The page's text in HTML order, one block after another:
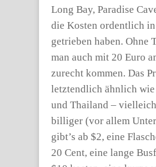
Long Bay, Paradise
die Kosten ordentlich
getrieben haben. Ohne
man auch mit 20 Euro
zurecht kommen. Das
letztendlich ähnlich
und Thailand –
billiger (vor allem
gibt’s ab $2, eine
20 Cent, eine lange